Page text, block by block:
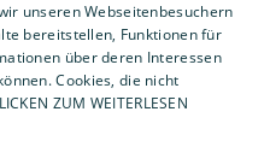
unseren Webseitenbesuchern
bereitstellen, Funktionen für
über deren Interessen
Cookies, die nicht
ZUM WEITERLESEN